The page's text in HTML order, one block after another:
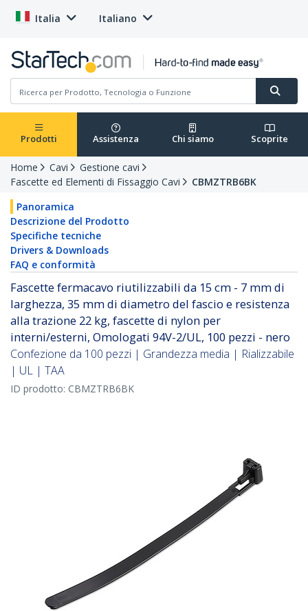
Italia Italiano
Prodotti Assistenza Chi siamo Scoprite
Home Cavi
Gestione cavi
Fascette ed Elementi di Fissaggio Cavi
CBMZTRB6BK
Panoramica
Descrizione del Prodotto
Specifiche tecniche
Drivers & Downloads
FAQ e conformità
Fascette fermacavo riutilizzabili da 15 cm - 7 mm di
larghezza, 35 mm di diametro del fascio e resistenza
alla trazione 22 kg, fascette di nylon per
interni/esterni, Omologati 94V-2/UL, 100 pezzi - nero
Confezione da 100 pezzi | Grandezza media | Rializzabile
| UL | TAA
ID prodotto: CBMZTRB6BK